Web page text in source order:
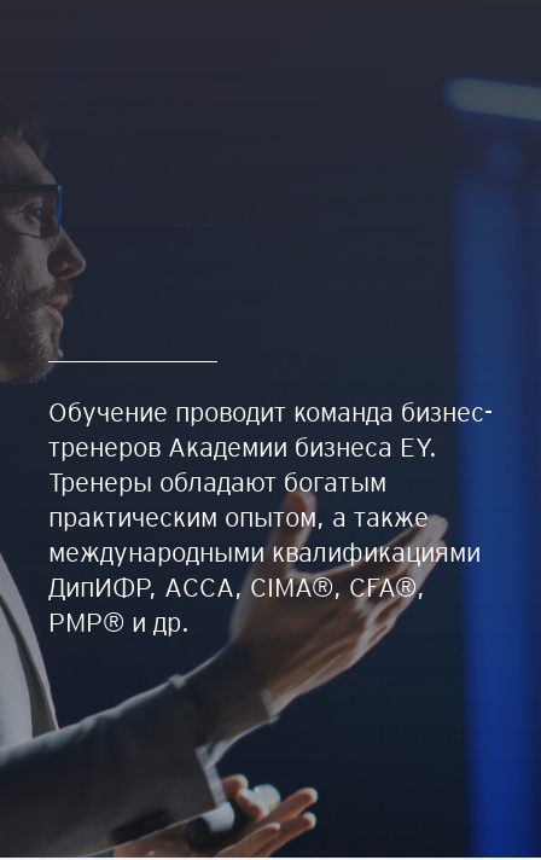
Обучение проводит команда бизнес-
тренеров Академии бизнеса EY.
Тренеры обладают богатым
практическим опытом, а также
международными квалификациями
ДипИФР, ACCA, CIMA®, CFA®,
PMP® и др.